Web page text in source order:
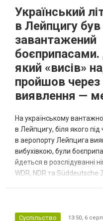
Український
в Лейпцигу був
завантажений
який «висів»
пройшов
виявлення —
На українському
в Лейпцигу, біля якого
в аеропорту Лейпцига
вибухівкою, були
йдеться в розслідуванні
WDR, NDR та Süddeutsche
доставили з Франції до
Суспільство 13:50, 6